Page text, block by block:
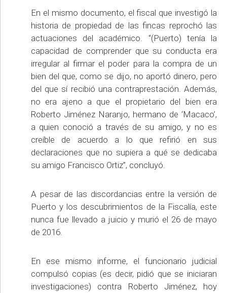
En el mismo documento, el fiscal que investigó la
historia de propiedad de las fincas reprochó las
actuaciones del académico. “(Puerto) tenía la
capacidad de comprender que su conducta era
irregular al firmar el poder para la compra de un
bien del que, como se dijo, no aportó dinero, pero
del que sí recibió una contraprestación. Además,
no era ajeno a que el propietario del bien era
Roberto Jiménez Naranjo, hermano de ‘Macaco’,
a quien conoció a través de su amigo, y no es
creíble de acuerdo a lo que refirió en sus
declaraciones que no supiera a qué se dedicaba
su amigo Francisco Ortiz”, concluyó.
A pesar de las discordancias entre la versión de
Puerto y los descubrimientos de la Fiscalía, este
nunca fue llevado a juicio y murió el 26 de mayo
de 2016.
En ese mismo informe, el funcionario judicial
compulsó copias (es decir, pidió que se iniciaran
investigaciones) contra Roberto Jiménez, hoy